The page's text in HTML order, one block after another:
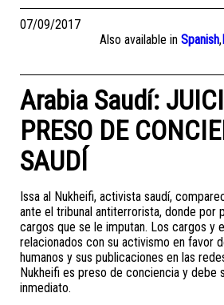
07/09/2017
Also available in Spanish,
Arabia Saudí:
PRESO DE
SAUDÍ
Issa al Nukheifi, activista saudí,
ante el tribunal antiterrorista, donde por
cargos que se le imputan. Los cargos y
relacionados con su activismo en favor
humanos y sus publicaciones en las
Nukheifi es preso de conciencia y debe
inmediato.